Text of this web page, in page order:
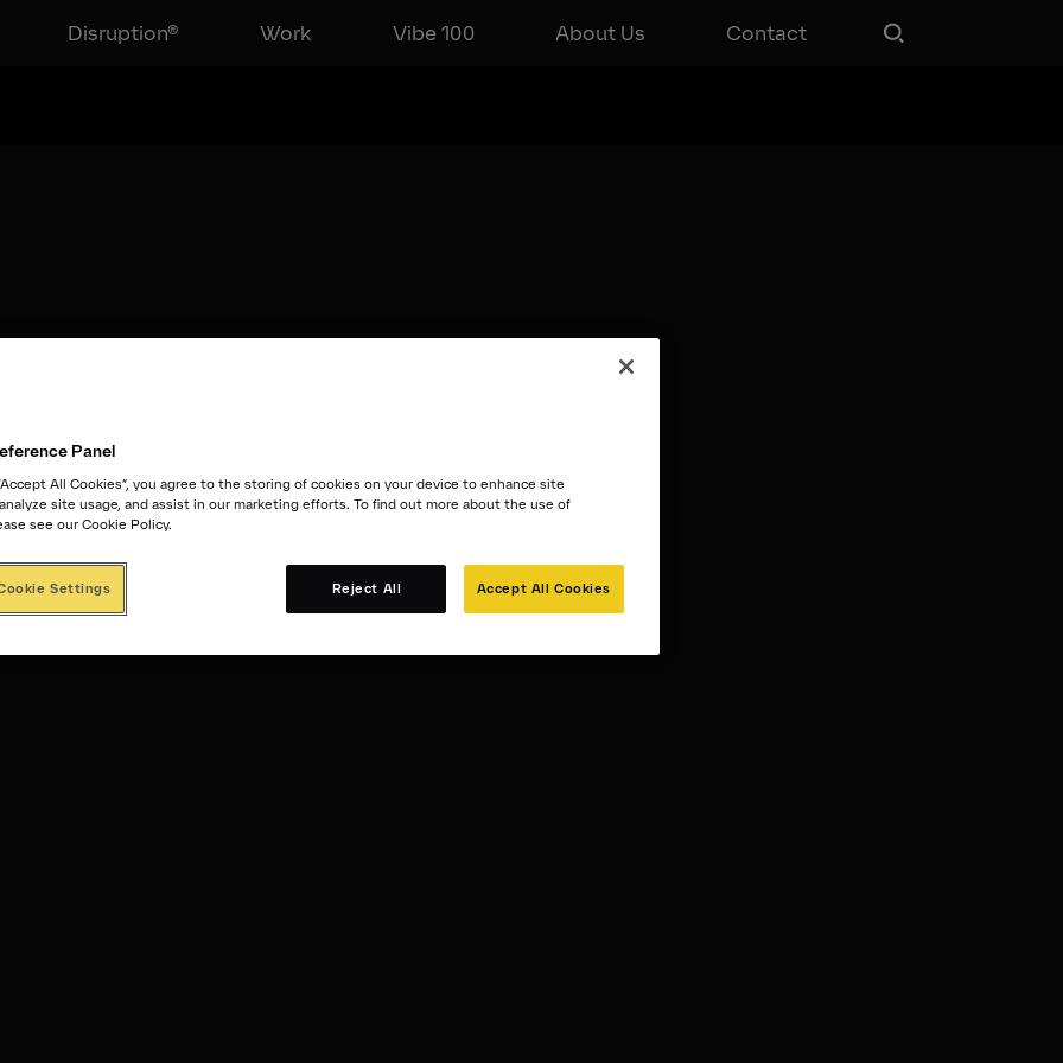
Disruption® Work Vibe 100 About Us Contact
Panel
All Cookies”, you agree to the storing of cookies on your device to enhance site
site usage, and assist in our marketing efforts. To find out more about the use of
see our Cookie Policy.
Reject All Accept All Cookies
Settings